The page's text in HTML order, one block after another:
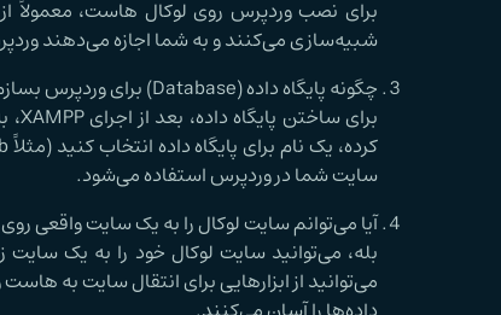
شبیه‌سازی می‌کنند و به شما اجازه می‌دهند
چگونه پایگاه داده (Database) برای وردپرس بسازم؟
سایت شما در وردپرس استفاده می‌شود.
آیا می‌توانم سایت لوکال را به یک سایت واقعی
بله، می‌توانید سایت لوکال خود را به یک